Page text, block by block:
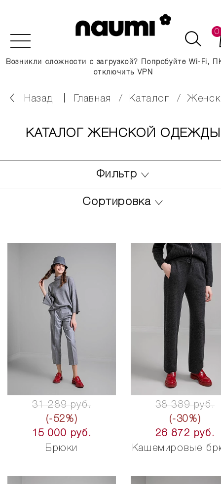
0
Возникли сложности с загрузкой? Попробуйте Wi-Fi,
отключить VPN
Назад главная каталог
КАТАЛОГ ЖЕНСКОЙ ОДЕЖДЫ
Фильтр
Сортировка
31 289 руб.
(-52%)
15 000 руб.
Брюки
38 389 руб.
(-30%)
26 872 руб.
Кашемировые